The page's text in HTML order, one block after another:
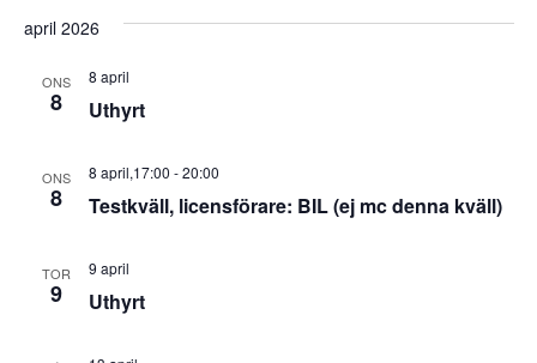
april 2026
ONS
8 Uthyrt
8 april
ONS
8 Testkväll, licensförare: BIL (ej mc denna kväll)
8 april,17:00 -20:00
TOR
9 Uthyrt
9 april